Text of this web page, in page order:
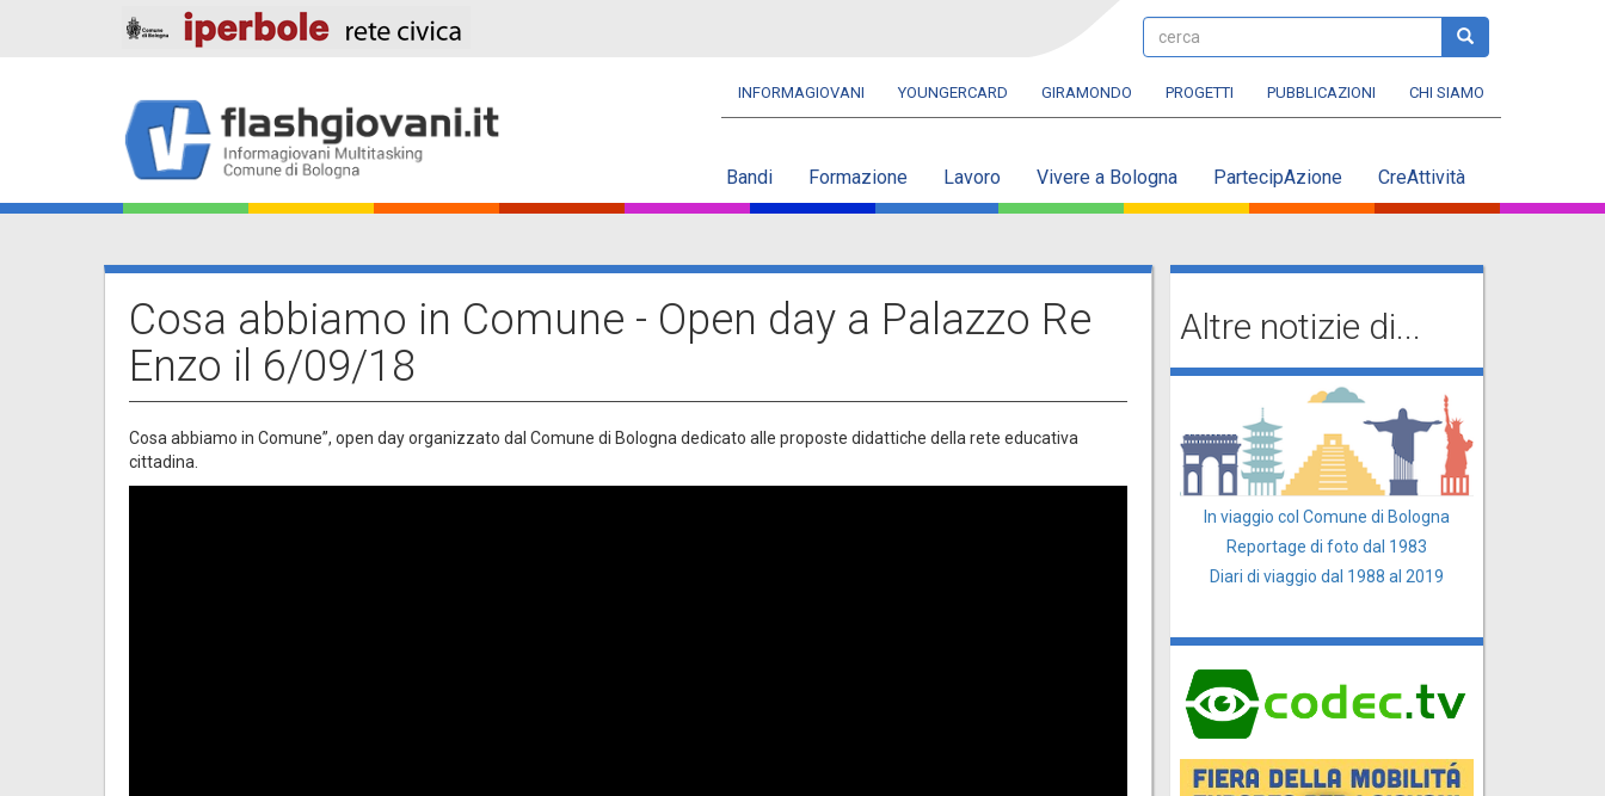
cerca cerca
Navbar
INFORMAGIOVANI YOUNGERCARD GIRAMONDO PROGETTI PUBBLICAZIONI CHI SIAMO
Main
navigation
Bandi Formazione Lavoro Vivere a Bologna PartecipAzione CreAttività
Cosa abbiamo in Comune - Open day a Palazzo Re
Enzo il 6/09/18
Cosa abbiamo in Comune”, open day organizzato dal Comune di Bologna dedicato alle proposte didattiche della rete educativa
cittadina.
Altre notizie di...
In viaggio col Comune di Bologna
Reportage di foto dal 1983
Diari di viaggio dal 1988 al 2019